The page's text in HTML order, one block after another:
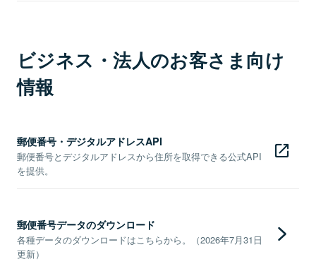
ビジネス・法人のお客さま向け
情報
郵便番号・デジタルアドレスAPI
郵便番号とデジタルアドレスから住所を取得できる公式API
を提供。
郵便番号データのダウンロード
各種データのダウンロードはこちらから。（2026年7月31日
更新）